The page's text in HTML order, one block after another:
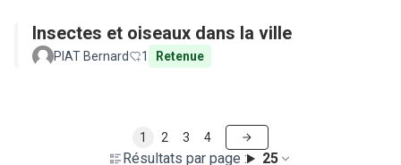
Insectes et oiseaux dans la ville
PIAT Bernard 1 Retenue
Résultats par page : 25
1 2 3 4